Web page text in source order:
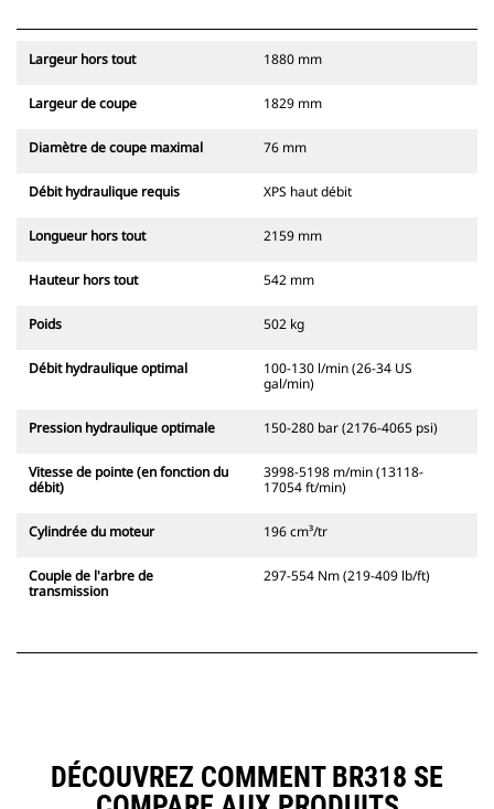
Largeur hors tout 1880 mm
Largeur de coupe 1829 mm
Diamètre de coupe maximal 76 mm
Débit hydraulique requis XPS haut débit
Longueur hors tout 2159 mm
Hauteur hors tout 542 mm
Poids 502 kg
Débit hydraulique optimal
100-130 l/min (26-34 US
gal/min)
Pression hydraulique optimale 150-280 bar (2176-4065 psi)
Vitesse de pointe (en fonction du
débit)
3998-5198 m/min (13118-
17054 ft/min)
Cylindrée du moteur 196 cm³/tr
Couple de l'arbre de
transmission
297-554 Nm (219-409 lb/ft)
DÉCOUVREZ COMMENT BR318 SE